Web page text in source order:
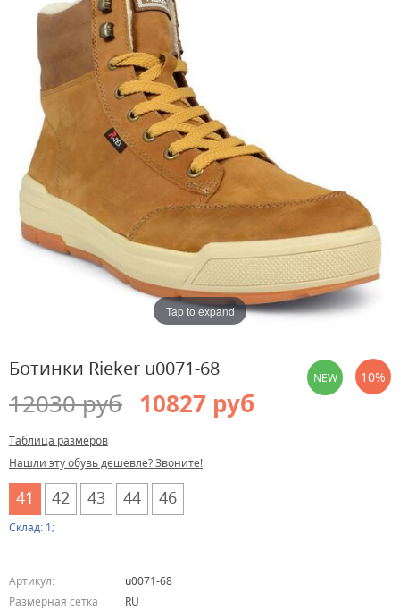
Tap to expand
Ботинки Rieker u0071-68
12030 руб 10827 руб
Таблица размеров
Нашли эту обувь дешевле? Звоните!
41 42 43 44 46
Склад: 1;
Артикул:
u0071-68
Размерная сетка
RU
NEW 10%